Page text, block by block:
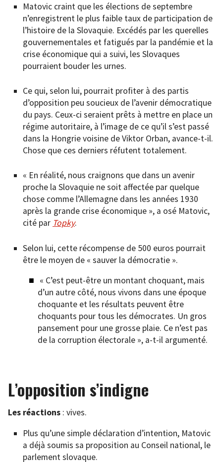
Matovic craint que les élections de septembre
n’enregistrent le plus faible taux de participation de
l’histoire de la Slovaquie. Excédés par les querelles
gouvernementales et fatigués par la pandémie et la
crise économique qui a suivi, les Slovaques
pourraient bouder les urnes.
Ce qui, selon lui, pourrait profiter à des partis
d’opposition peu soucieux de l’avenir démocratique
du pays. Ceux-ci seraient prêts à mettre en place un
régime autoritaire, à l’image de ce qu’il s’est passé
dans la Hongrie voisine de Viktor Orban, avance-t-il.
Chose que ces derniers réfutent totalement.
« En réalité, nous craignons que dans un avenir
proche la Slovaquie ne soit affectée par quelque
chose comme l’Allemagne dans les années 1930
après la grande crise économique », a osé Matovic,
cité par Topky.
Selon lui, cette récompense de 500 euros pourrait
être le moyen de « sauver la démocratie ».
« C’est peut-être un montant choquant, mais
d’un autre côté, nous vivons dans une époque
choquante et les résultats peuvent être
choquants pour tous les démocrates. Un gros
pansement pour une grosse plaie. Ce n’est pas
de la corruption électorale », a-t-il argumenté.
L’opposition s’indigne
Les réactions : vives.
Plus qu’une simple déclaration d’intention, Matovic
a déjà soumis sa proposition au Conseil national, le
parlement slovaque.